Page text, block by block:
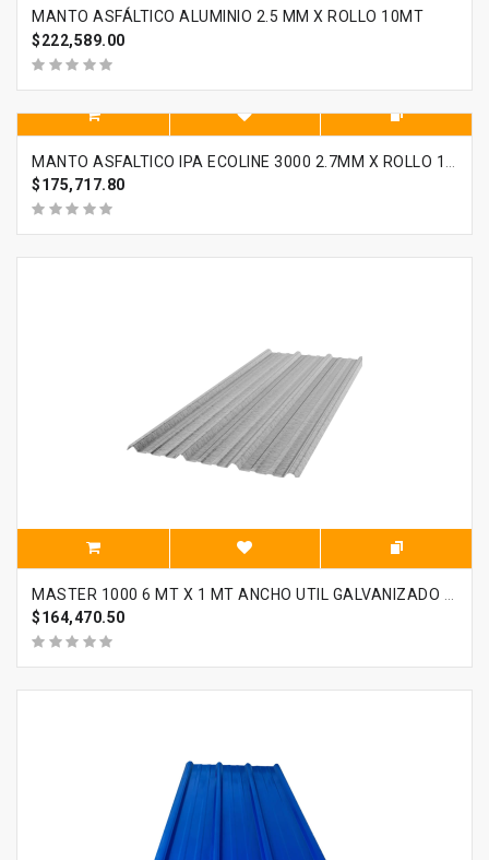
MANTO ASFÁLTICO ALUMINIO 2.5 MM X ROLLO 10MT
$222,589.00
$175,717.80
$164,470.50